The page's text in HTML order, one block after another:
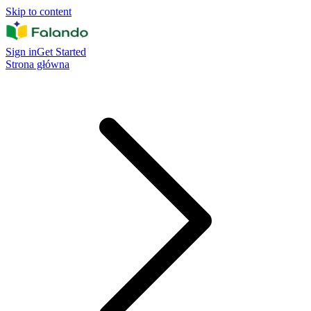
Skip to content
Sign inGet Started
Strona główna